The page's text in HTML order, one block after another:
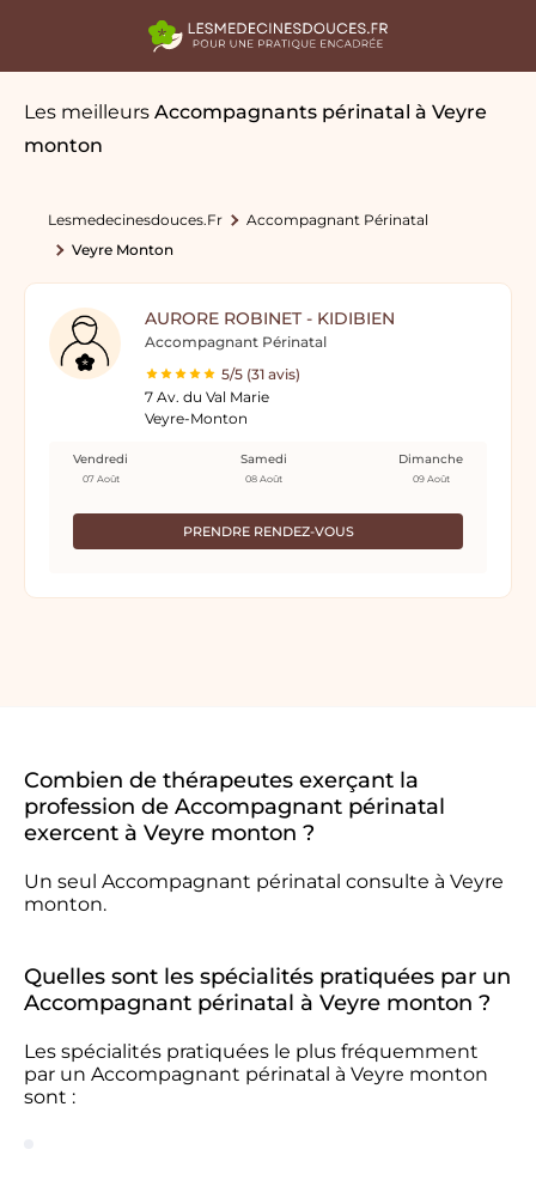
Les meilleurs Accompagnants périnatal à Veyre
monton
Lesmedecinesdouces.fr
Accompagnant Périnatal
Veyre Monton
AURORE ROBINET - KIDIBIEN
Accompagnant Périnatal
5/5 (31 avis)
7 Av. du Val Marie
Veyre-Monton
PRENDRE RENDEZ-VOUS
Vendredi
07 Août
Samedi
08 Août
Dimanche
09 Août
Combien de thérapeutes exerçant la
profession de Accompagnant périnatal
exercent à Veyre monton ?
Un seul Accompagnant périnatal consulte à Veyre
monton.
Quelles sont les spécialités pratiquées par un
Accompagnant périnatal à Veyre monton ?
Les spécialités pratiquées le plus fréquemment
par un Accompagnant périnatal à Veyre monton
sont :